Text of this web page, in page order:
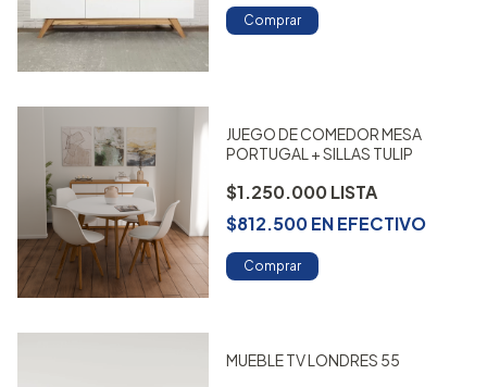
Comprar
JUEGO DE COMEDOR MESA
PORTUGAL + SILLAS TULIP
$1.250.000
$812.500ENEFECTIVO
Comprar
MUEBLE TV LONDRES 55